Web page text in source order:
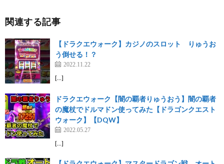
関連する記事
【ドラクエウォーク】カジノのスロット りゅうお
う倒せる！？
2022.11.22
[…]
ドラクエウォーク【闇の覇者りゅうおう】闇の覇者
の魔杖でドルマドン使ってみた【ドラゴンクエスト
ウォーク】【DQW】
2022.05.27
[…]